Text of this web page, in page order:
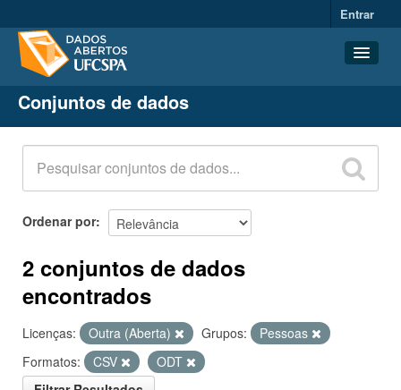
Entrar
Conjuntos de dados
Organizações
Grupos
Sobre
Conjuntos de dados
Ordenar por
2 conjuntos de dados
encontrados
Licenças: Outra (Aberta) Grupos:
Pessoas
Formatos:
CSV
ODT